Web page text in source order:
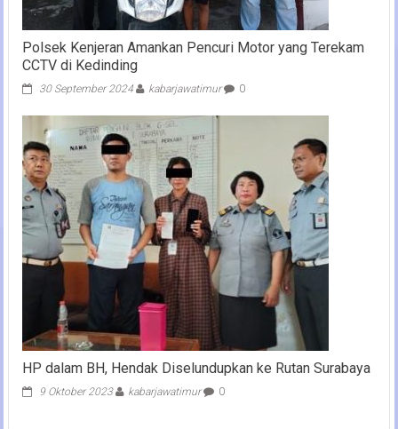
Polsek Kenjeran Amankan Pencuri Motor yang Terekam
CCTV di Kedinding
30 September 2024 kabarjawatimur 0
HP dalam BH, Hendak Diselundupkan ke Rutan Surabaya
9 Oktober 2023 kabarjawatimur 0